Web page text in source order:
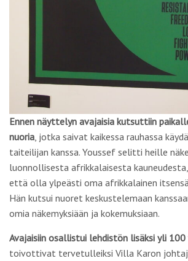
Ennen näyttelyn avajaisia kutsuttiin
nuoria , jotka saivat kaikessa rauhassa
taiteilijan kanssa. Youssef selitti heille
luonnollisesta afrikkalaisesta
että olla ylpeästi oma afrikkalainen
Hän kutsui nuoret keskustelemaan
omia näkemyksiään ja kokemuksiaan.
Avajaisiin osallistui lehdistön lisäksi yli
toivottivat tervetulleiksi Villa Karon